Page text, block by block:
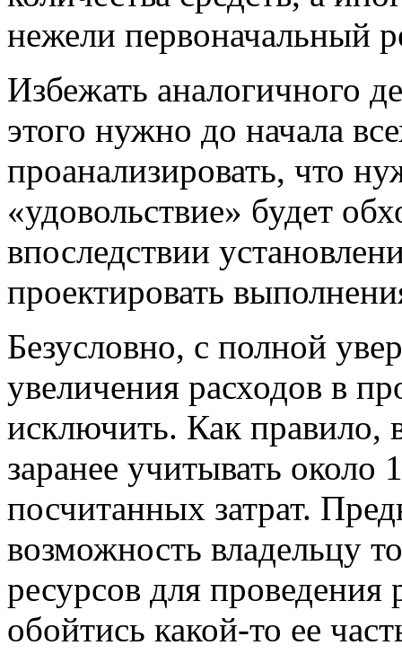
нежели первоначальный
Избежать аналогичного
этого нужно до начала
проанализировать, что
«удовольствие» будет
впоследствии
проектировать
Безусловно, с полной
увеличения расходов в
исключить. Как правило,
заранее учитывать
посчитанных затрат.
возможность владельцу
ресурсов для
обойтись какой-то ее